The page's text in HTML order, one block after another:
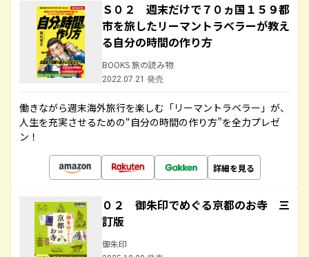
Ｓ０２ 週末だけで７０ヵ国１５９都
市を旅したリーマントラベラーが教え
る自分の時間の作り方
BOOKS 旅の読み物
2022.07.21 発売
働きながら週末海外旅行を楽しむ「リーマントラベラー」が、
人生を充実させるための“自分の時間の作り方”を全力プレゼ
ン！
詳細を見る
０２ 御朱印でめぐる京都のお寺 三
訂版
御朱印